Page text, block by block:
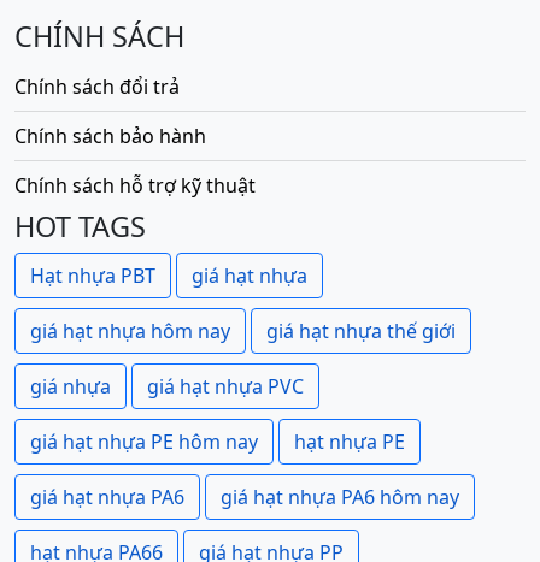
CHÍNH SÁCH
Chính sách đổi trả
Chính sách bảo hành
Chính sách hỗ trợ kỹ thuật
HOT TAGS
Hạt nhựa PBT giá hạt nhựa
giá hạt nhựa hôm nay giá hạt nhựa thế giới
giá nhựa giá hạt nhựa PVC
giá hạt nhựa PE hôm nay hạt nhựa PE
giá hạt nhựa PA6 giá hạt nhựa PA6 hôm nay
hạt nhựa PA66 giá hạt nhựa PP